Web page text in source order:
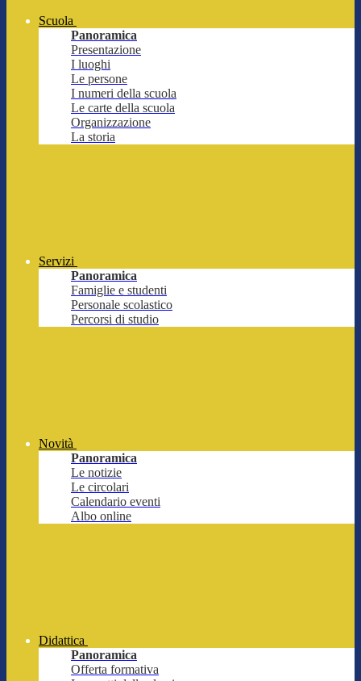
Scuola
Panoramica
Presentazione
I luoghi
Le persone
I numeri della scuola
Le carte della scuola
Organizzazione
La storia
Servizi
Panoramica
Famiglie e studenti
Personale scolastico
Percorsi di studio
Novità
Panoramica
Le notizie
Le circolari
Calendario eventi
Albo online
Didattica
Panoramica
Offerta formativa